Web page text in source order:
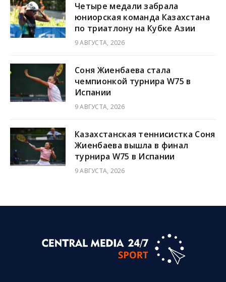
Четыре медали забрала
юниорская команда Казахстана
по триатлону на Кубке Азии
9 АВГУСТА, 2026
Соня Жиенбаева стала
чемпионкой турнира W75 в
Испании
9 АВГУСТА, 2026
Казахстанская теннисистка Соня
Жиенбаева вышла в финал
турнира W75 в Испании
9 АВГУСТА, 2026